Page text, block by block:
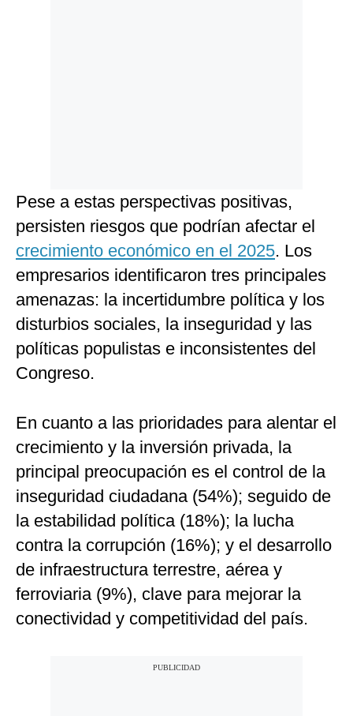
Pese a estas perspectivas positivas,
persisten riesgos que podrían afectar el
crecimiento económico en el 2025. Los
empresarios identificaron tres principales
amenazas: la incertidumbre política y los
disturbios sociales, la inseguridad y las
políticas populistas e inconsistentes del
Congreso.
En cuanto a las prioridades para alentar el
crecimiento y la inversión privada, la
principal preocupación es el control de la
inseguridad ciudadana (54%); seguido de
la estabilidad política (18%); la lucha
contra la corrupción (16%); y el desarrollo
de infraestructura terrestre, aérea y
ferroviaria (9%), clave para mejorar la
conectividad y competitividad del país.